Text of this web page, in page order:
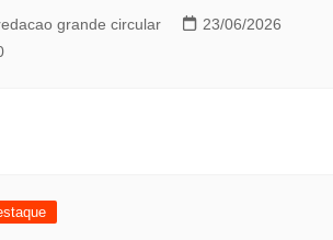
grande circular
23/06/2026